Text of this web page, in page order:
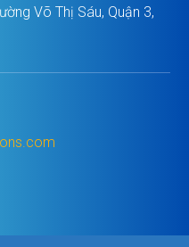
Võ Thị Sáu, Quận 3,